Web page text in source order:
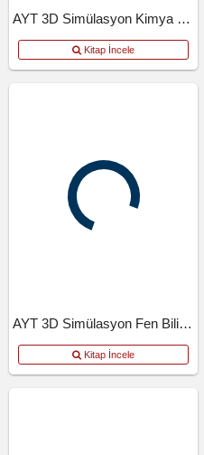
AYT 3D Simülasyon Kimya Denemeleri
Kitap İncele
AYT 3D Simülasyon Fen Bilimleri Denemeleri
Kitap İncele